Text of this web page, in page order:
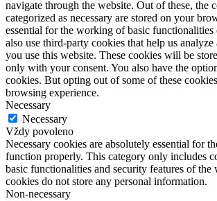
navigate through the website. Out of these, the
categorized as necessary are stored on your
essential for the working of basic functionalities
also use third-party cookies that help us
you use this website. These cookies will be
only with your consent. You also have the
cookies. But opting out of some of these
browsing experience.
Necessary
Necessary
Vždy povoleno
Necessary cookies are absolutely essential for
function properly. This category only includes
basic functionalities and security features of the
cookies do not store any personal information.
Non-necessary